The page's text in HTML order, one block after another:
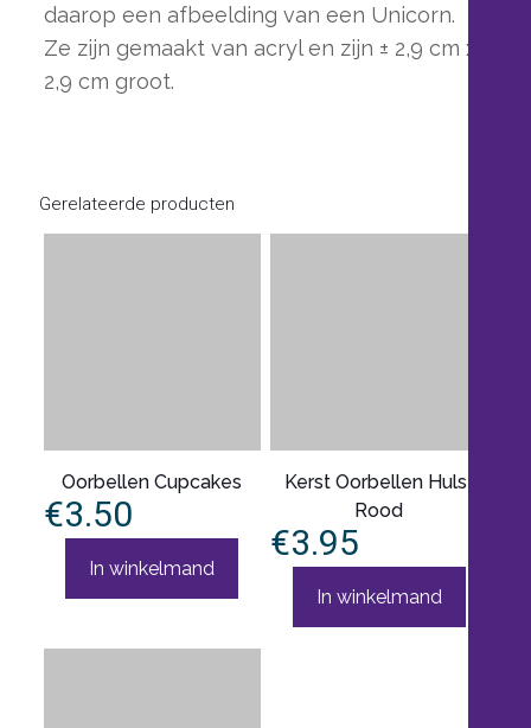
daarop een afbeelding van een Unicorn.
Ze zijn gemaakt van acryl en zijn ± 2,9 cm x
2,9 cm groot.
Gerelateerde producten
Oorbellen Cupcakes
€3.50
In winkelmand
Kerst Oorbellen Hulst
Rood
€3.95
In winkelmand